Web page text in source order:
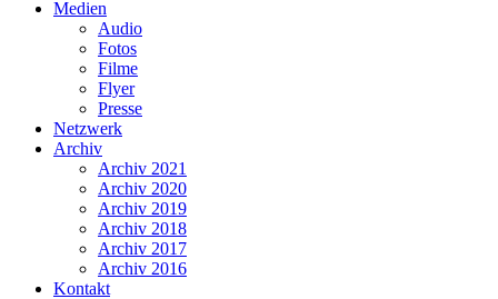
Medien
Audio
Fotos
Filme
Flyer
Presse
Netzwerk
Archiv
Archiv 2021
Archiv 2020
Archiv 2019
Archiv 2018
Archiv 2017
Archiv 2016
Kontakt